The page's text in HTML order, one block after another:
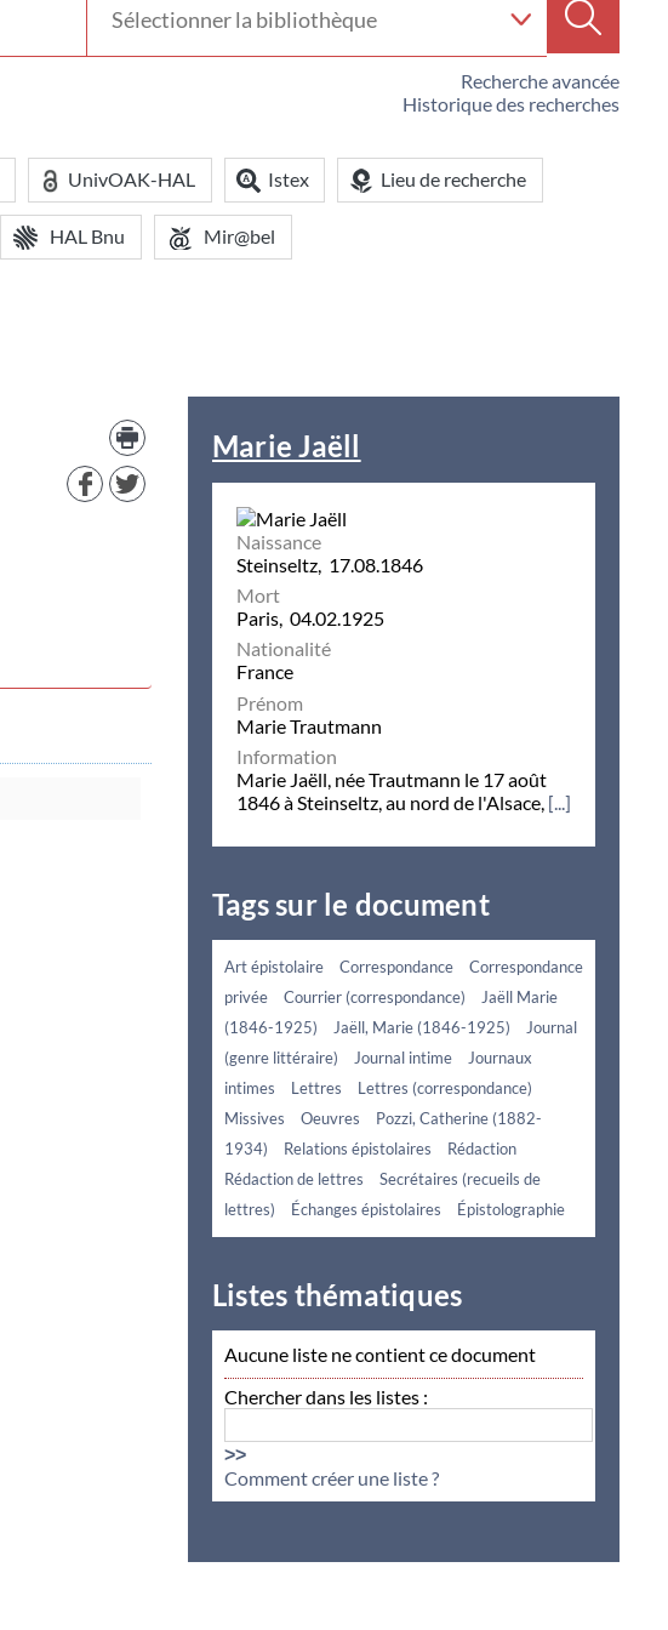
Recherche avancée
Historique des recherches
votre
UnivOAK-HAL Istex Lieu de recherche
HAL Bnu Mir@bel
document
ressources
Marie Jaëll
Naissance
Steinseltz, 17.08.1846
Mort
Paris, 04.02.1925
Nationalité
France
Prénom
Marie Trautmann
Information
Marie Jaëll, née Trautmann le 17 août
1846 à Steinseltz, au nord de l'Alsace, [...]
Tags sur le document
Art épistolaire Correspondance
Correspondance
privée
Courrier (correspondance)
Jaëll Marie
(1846-1925)
Jaëll, Marie (1846-1925)
Journal
(genre littéraire)
Journal intime
Journaux
intimes
Lettres
Lettres (correspondance)
Missives
Oeuvres
Pozzi, Catherine (1882-
1934)
Relations épistolaires
Rédaction
Rédaction de lettres
Secrétaires (recueils de
lettres)
Échanges épistolaires Épistolographie
Listes thématiques
Aucune liste ne contient ce document
Chercher dans les listes :
>>
Comment créer une liste ?